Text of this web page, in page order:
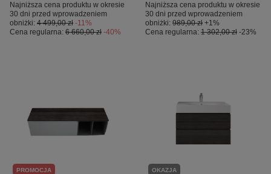
Najniższa cena produktu w okresie
30 dni przed wprowadzeniem
obniżki: 4 499,00 zł -11%
Cena regularna: 6 660,00 zł -40%
Najniższa cena produktu w okresie
30 dni przed wprowadzeniem
obniżki: 989,00 zł +1%
Cena regularna: 1 302,00 zł -23%
PROMOCJA OKAZJA